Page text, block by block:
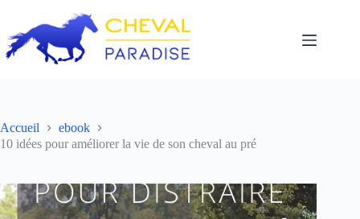
contenu
Accueil
ebook
10 idées pour améliorer la vie de son cheval au pré